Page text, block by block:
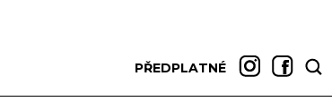
PŘEDPLATNÉ